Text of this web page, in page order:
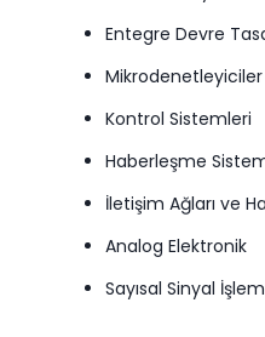
Entegre Devre
Mikrodenetleyiciler
Kontrol Sistemleri
Haberleşme
İletişim Ağları ve
Analog Elektronik
Sayısal Sinyal